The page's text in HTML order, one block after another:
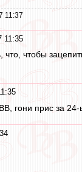
11:37
11:35
что, чтобы
гони прис за